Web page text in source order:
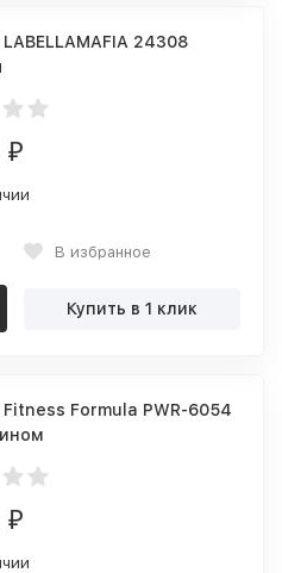
24308
₽
В избранное
Купить в 1 клик
Formula PWR-6054
₽